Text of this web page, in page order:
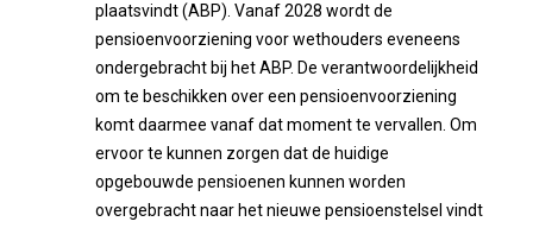
plaatsvindt (ABP). Vanaf 2028 wordt de
pensioenvoorziening voor wethouders eveneens
ondergebracht bij het ABP. De verantwoordelijkheid
om te beschikken over een pensioenvoorziening
komt daarmee vanaf dat moment te vervallen. Om
ervoor te kunnen zorgen dat de huidige
opgebouwde pensioenen kunnen worden
overgebracht naar het nieuwe pensioenstelsel vindt